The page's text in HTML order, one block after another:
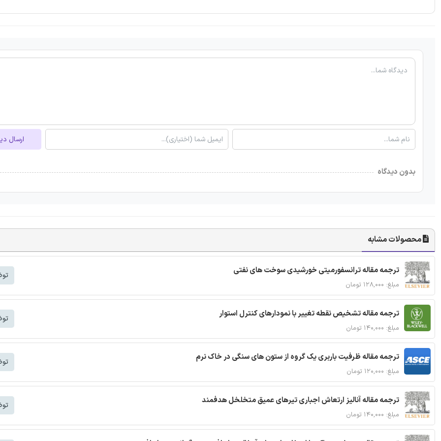
ارسال
بدون دیدگاه
محصولات مشابه
ترجمه مقاله ترانسفورمیتی خورشیدی سوخت های نفتی
مبلغ: ۱۲۸,۰۰۰ تومان
ترجمه مقاله تشخیص نقطه تغییر با نمودارهای کنترل استوار
مبلغ: ۱۴۰,۰۰۰ تومان
ترجمه مقاله ظرفیت باربری یک گروه از ستون های سنگی در خاک نرم
مبلغ: ۱۲۰,۰۰۰ تومان
ترجمه مقاله آنالیز ارتعاش اجباری تیرهای عمیق متخلخل هدفمند
مبلغ: ۱۴۰,۰۰۰ تومان